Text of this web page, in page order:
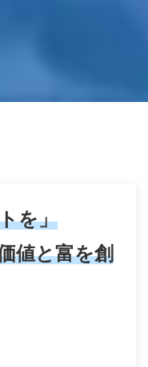
を」
値と富を創